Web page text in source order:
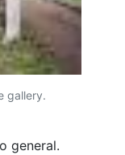
gallery.
general.